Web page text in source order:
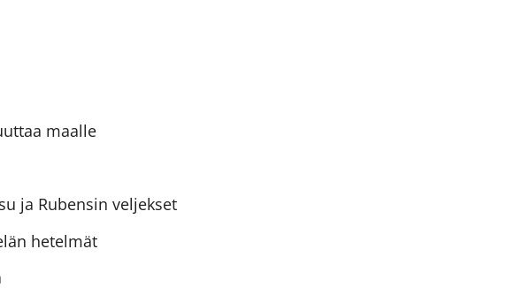
maalle
ja Rubensin veljekset
hetelmät